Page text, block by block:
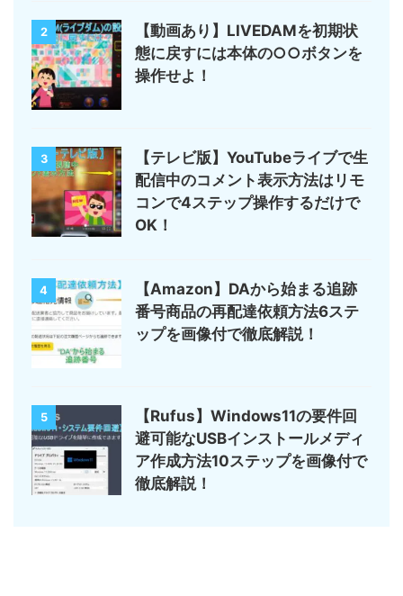
2
【動画あり】LIVEDAMを初期状
態に戻すには本体の○○ボタンを
操作せよ！
3
【テレビ版】YouTubeライブで生
配信中のコメント表示方法はリモ
コンで4ステップ操作するだけで
OK！
4
【Amazon】DAから始まる追跡
番号商品の再配達依頼方法6ステ
ップを画像付で徹底解説！
5
【Rufus】Windows11の要件回
避可能なUSBインストールメディ
ア作成方法10ステップを画像付で
徹底解説！